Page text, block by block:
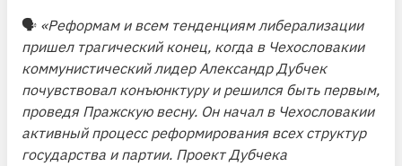
🗣 «Реформам и всем тенденциям либерализации
пришел трагический конец, когда в Чехословакии
коммунистический лидер Александр Дубчек
почувствовал конъюнктуру и решился быть первым,
проведя Пражскую весну. Он начал в Чехословакии
активный процесс реформирования всех структур
государства и партии. Проект Дубчека